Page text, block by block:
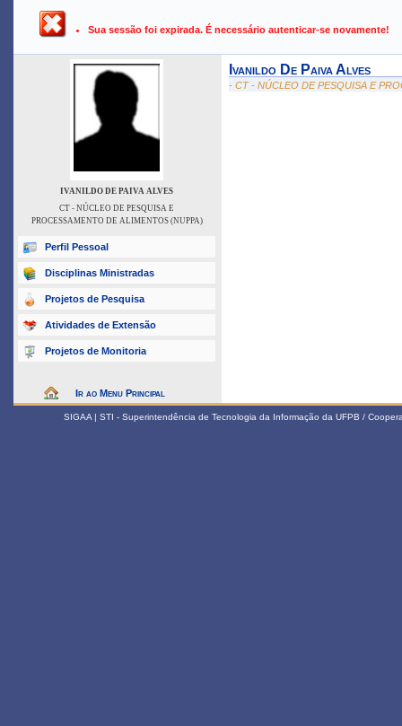
UFPB ›
Sua sessão foi expirada. É necessário autenticar-se novamente!
IVANILDO DE PAIVA ALVES
CT - NÚCLEO DE PESQUISA E
PROCESSAMENTO DE ALIMENTOS (NUPPA)
Perfil Pessoal
Disciplinas Ministradas
Projetos de Pesquisa
Atividades de Extensão
Projetos de Monitoria
Ir ao Menu Principal
Ivanildo De Paiva Alves
- CT - NÚCLEO DE PESQUISA E
SIGAA | STI - Superintendência de Tecnologia da Informação da UFPB /